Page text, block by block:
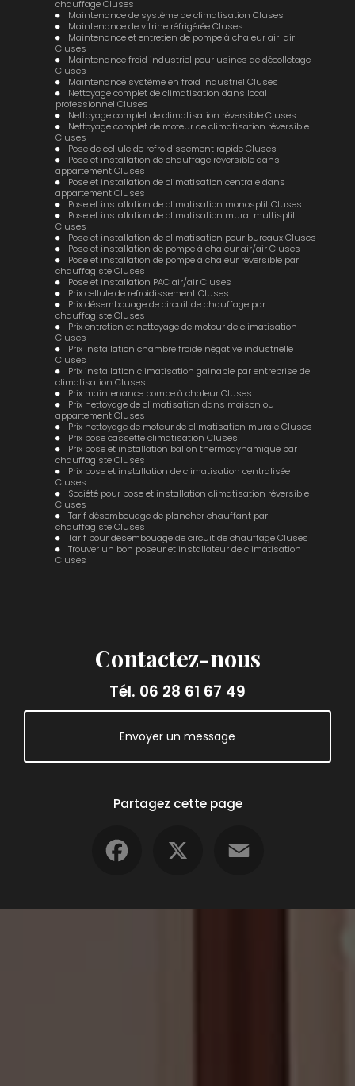
chauffage Cluses
Maintenance de système de climatisation Cluses
Maintenance de vitrine réfrigérée Cluses
Maintenance et entretien de pompe à chaleur air-air
Cluses
Maintenance froid industriel pour usines de décolletage
Cluses
Maintenance système en froid industriel Cluses
Nettoyage complet de climatisation dans local
professionnel Cluses
Nettoyage complet de climatisation réversible Cluses
Nettoyage complet de moteur de climatisation réversible
Cluses
Pose de cellule de refroidissement rapide Cluses
Pose et installation de chauffage réversible dans
appartement Cluses
Pose et installation de climatisation centrale dans
appartement Cluses
Pose et installation de climatisation monosplit Cluses
Pose et installation de climatisation mural multisplit
Cluses
Pose et installation de climatisation pour bureaux Cluses
Pose et installation de pompe à chaleur air/air Cluses
Pose et installation de pompe à chaleur réversible par
chauffagiste Cluses
Pose et installation PAC air/air Cluses
Prix cellule de refroidissement Cluses
Prix désembouage de circuit de chauffage par
chauffagiste Cluses
Prix entretien et nettoyage de moteur de climatisation
Cluses
Prix installation chambre froide négative industrielle
Cluses
Prix installation climatisation gainable par entreprise de
climatisation Cluses
Prix maintenance pompe à chaleur Cluses
Prix nettoyage de climatisation dans maison ou
appartement Cluses
Prix nettoyage de moteur de climatisation murale Cluses
Prix pose cassette climatisation Cluses
Prix pose et installation ballon thermodynamique par
chauffagiste Cluses
Prix pose et installation de climatisation centralisée
Cluses
Société pour pose et installation climatisation réversible
Cluses
Tarif désembouage de plancher chauffant par
chauffagiste Cluses
Tarif pour désembouage de circuit de chauffage Cluses
Trouver un bon poseur et installateur de climatisation
Cluses
Contactez-nous
Tél. 06 28 61 67 49
Envoyer un message
Partagez cette page